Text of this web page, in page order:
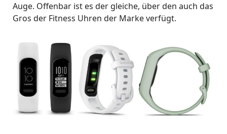
Auge. Offenbar ist es der gleiche, über den auch das
Gros der Fitness Uhren der Marke verfügt.